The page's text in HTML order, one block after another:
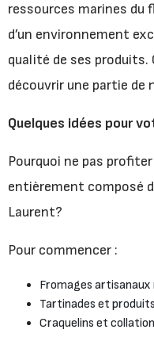
ressources marines du
d’un environnement
qualité de ses produits.
découvrir une partie
Quelques idées pour
Pourquoi ne pas
entièrement composé
Laurent?
Pour commencer :
Fromages artisanaux
Tartinades et
Craquelins et